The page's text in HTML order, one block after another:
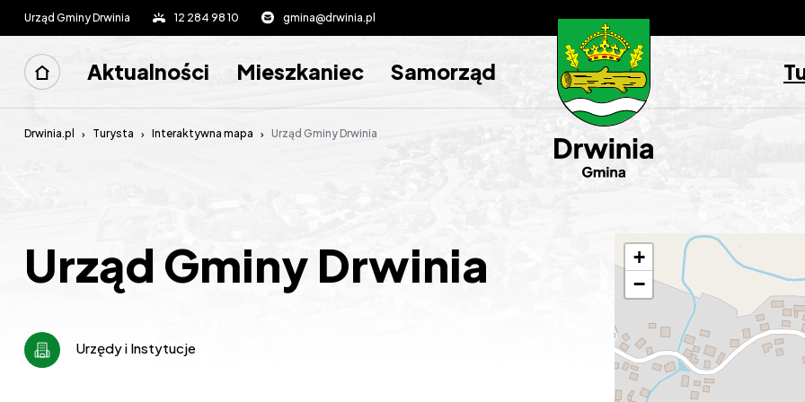
Urząd Gminy Drwinia 12 284 98 10 gmina@drwinia.pl
Aktualności Mieszkaniec Samorząd
Drwinia.pl Turysta Interaktywna mapa Urząd Gminy Drwinia
Urząd Gminy Drwinia
Urzędy i Instytucje
+
−